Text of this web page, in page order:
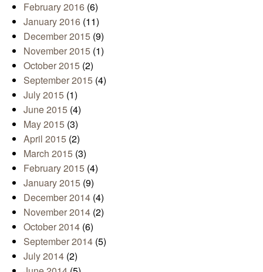
February 2016 (6)
January 2016 (11)
December 2015 (9)
November 2015 (1)
October 2015 (2)
September 2015 (4)
July 2015 (1)
June 2015 (4)
May 2015 (3)
April 2015 (2)
March 2015 (3)
February 2015 (4)
January 2015 (9)
December 2014 (4)
November 2014 (2)
October 2014 (6)
September 2014 (5)
July 2014 (2)